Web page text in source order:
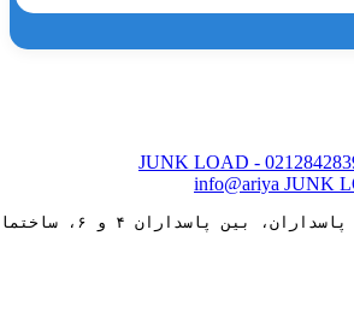
JUNK LOAD -
info@ariya JUNK
بین پاسداران ۴ و ۶، ساختمان ۸۸